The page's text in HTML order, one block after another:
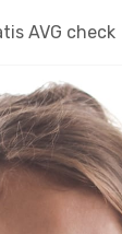
AVG check